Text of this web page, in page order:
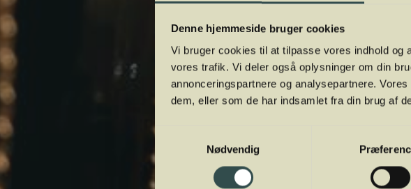
Denne hjemmeside bruger cookies
Vi bruger cookies til at tilpasse vores indhold og
vores trafik. Vi deler også oplysninger om din
annonceringspartnere og analysepartnere.
dem, eller som de har indsamlet fra din brug af
Samtykkevalg
Nødvendig